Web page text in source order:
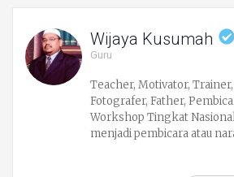
Wijaya Kusumah
Guru
Teacher, Motivator,
Fotografer, Father,
Workshop Tingkat
menjadi pembicara atau
ICT,Eduprenership,